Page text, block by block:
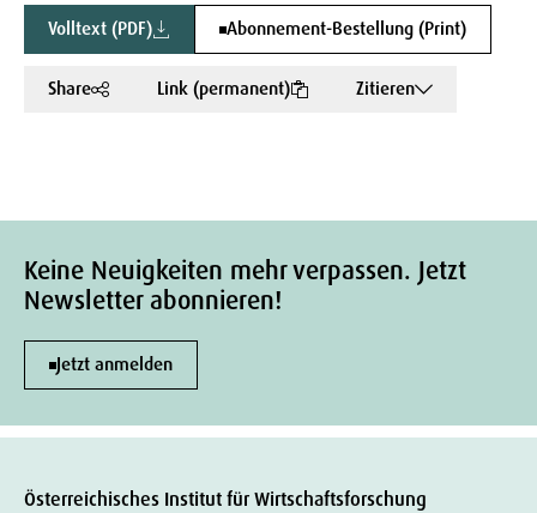
Volltext (PDF) Abonnement-Bestellung (Print)
Share Link (permanent) Zitieren
Keine Neuigkeiten mehr verpassen. Jetzt
Newsletter abonnieren!
Jetzt anmelden
Österreichisches Institut für Wirtschaftsforschung